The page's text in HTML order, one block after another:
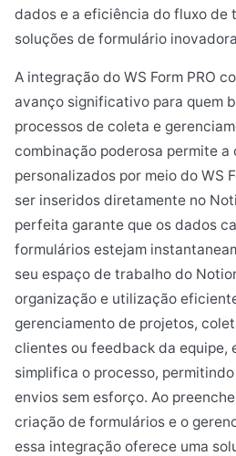
dados e a eficiência do fluxo de
soluções de formulário
A integração do WS Form PRO
avanço significativo para quem
processos de coleta e
combinação poderosa permite
personalizados por meio do WS
ser inseridos diretamente no
perfeita garante que os dados
formulários estejam
seu espaço de trabalho do
organização e utilização
gerenciamento de projetos,
clientes ou feedback da equipe,
simplifica o processo,
envios sem esforço. Ao
criação de formulários e o
essa integração oferece uma